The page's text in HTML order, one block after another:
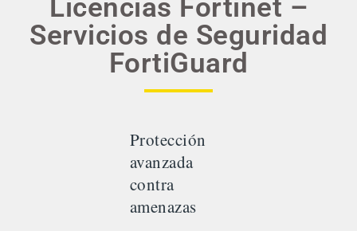
Licencias Fortinet –
Servicios de Seguridad
FortiGuard
Protección
avanzada
contra
amenazas